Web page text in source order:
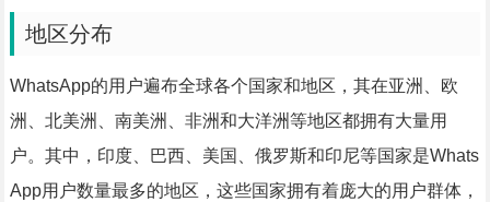
地区分布
WhatsApp的用户遍布全球各个国家和地区，其在亚洲、欧
洲、北美洲、南美洲、非洲和大洋洲等地区都拥有大量用
户。其中，印度、巴西、美国、俄罗斯和印尼等国家是Whats
App用户数量最多的地区，这些国家拥有着庞大的用户群体，